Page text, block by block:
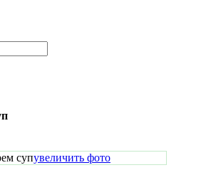
супувеличить фото